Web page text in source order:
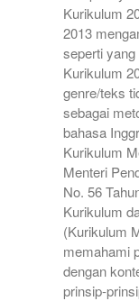
Kurikulum
2013
seperti
Kurikulum
genre/teks
sebagai
bahasa
Kurikulum
Menteri
No. 56
Kurikulum
(Kurikulum
memahami
dengan
prinsip-